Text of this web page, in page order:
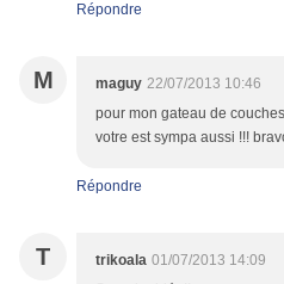
Répondre
M maguy 22/07/2013 10:46
pour mon gateau de
votre est sympa aussi !!!
Répondre
T trikoala 01/07/2013 14:09